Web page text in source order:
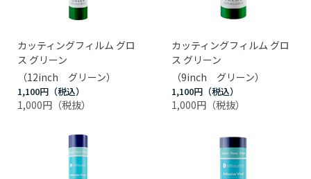
カッティングフィルム グロ
ス グリーン
（12inch グリーン）
1,100円
1,000円
カッティングフィルム グロ
ス グリーン
（9inch グリーン）
1,100円
1,000円